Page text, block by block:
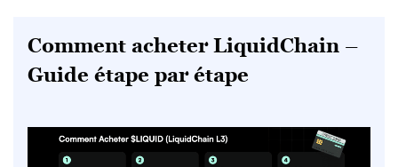
Comment acheter LiquidChain –
Guide étape par étape